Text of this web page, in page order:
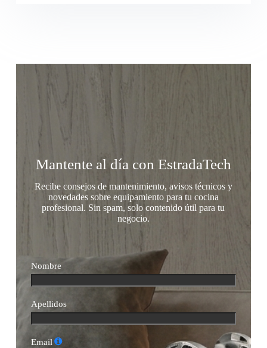
Mantente al día con EstradaTech
Recibe consejos de mantenimiento, avisos técnicos y
novedades sobre equipamiento para tu cocina
profesional. Sin spam, solo contenido útil para tu
negocio.
Nombre
Apellidos
Email